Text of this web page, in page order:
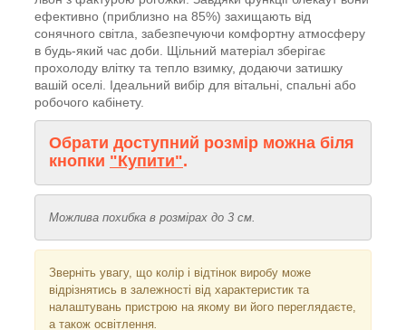
ефективно (приблизно на 85%) захищають від
сонячного світла, забезпечуючи комфортну атмосферу
в будь-який час доби. Щільний матеріал зберігає
прохолоду влітку та тепло взимку, додаючи затишку
вашій оселі. Ідеальний вибір для вітальні, спальні або
робочого кабінету.
Обрати доступний розмір можна біля
кнопки "Купити".
Можлива похибка в розмірах до 3 см.
Зверніть увагу, що колір і відтінок виробу може
відрізнятись в залежності від характеристик та
налаштувань пристрою на якому ви його переглядаєте,
а також освітлення